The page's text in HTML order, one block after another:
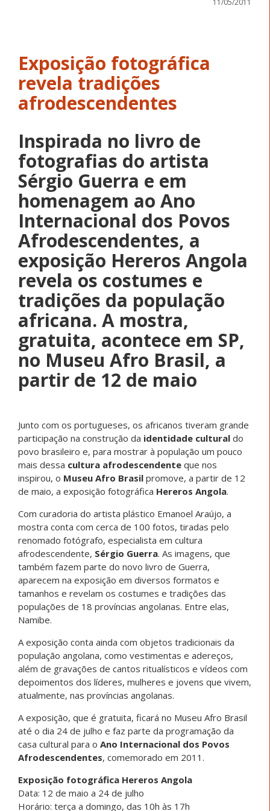
Exposição fotográfica
revela tradições
afrodescendentes
Inspirada no livro de
fotografias do artista
Sérgio Guerra e em
homenagem ao Ano
Internacional dos Povos
Afrodescendentes, a
exposição Hereros Angola
revela os costumes e
tradições da população
africana. A mostra,
gratuita, acontece em SP,
no Museu Afro Brasil, a
partir de 12 de maio
Junto com os portugueses, os africanos tiveram grande
participação na construção da identidade cultural do
povo brasileiro e, para mostrar à população um pouco
mais dessa cultura afrodescendente que nos
inspirou, o Museu Afro Brasil promove, a partir de 12
de maio, a exposição fotográfica Hereros Angola.
Com curadoria do artista plástico Emanoel Araújo, a
mostra conta com cerca de 100 fotos, tiradas pelo
renomado fotógrafo, especialista em cultura
afrodescendente, Sérgio Guerra. As imagens, que
também fazem parte do novo livro de Guerra,
aparecem na exposição em diversos formatos e
tamanhos e revelam os costumes e tradições das
populações de 18 províncias angolanas. Entre elas,
Namibe.
A exposição conta ainda com objetos tradicionais da
população angolana, como vestimentas e adereços,
além de gravações de cantos ritualísticos e vídeos com
depoimentos dos líderes, mulheres e jovens que vivem,
atualmente, nas províncias angolanas.
A exposição, que é gratuita, ficará no Museu Afro Brasil
até o dia 24 de julho e faz parte da programação da
casa cultural para o Ano Internacional dos Povos
Afrodescendentes, comemorado em 2011.
Exposição fotográfica Hereros Angola
Data: 12 de maio a 24 de julho
Horário: terça a domingo, das 10h às 17h